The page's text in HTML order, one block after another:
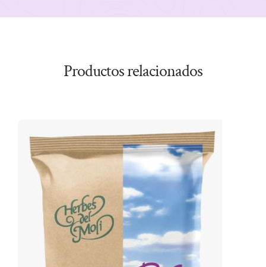
Productos relacionados